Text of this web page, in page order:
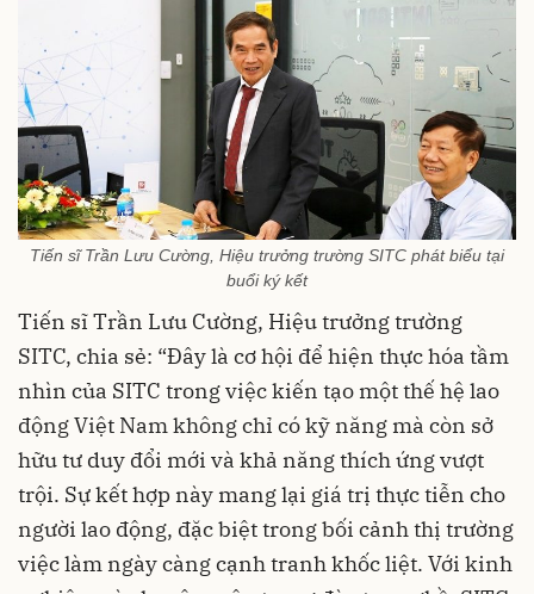
Tiến sĩ Trần Lưu Cường, Hiệu trưởng trường SITC phát biểu tại
buổi ký kết
Tiến sĩ Trần Lưu Cường, Hiệu trưởng trường
SITC, chia sẻ: “Đây là cơ hội để hiện thực hóa tầm
nhìn của SITC trong việc kiến tạo một thế hệ lao
động Việt Nam không chỉ có kỹ năng mà còn sở
hữu tư duy đổi mới và khả năng thích ứng vượt
trội. Sự kết hợp này mang lại giá trị thực tiễn cho
người lao động, đặc biệt trong bối cảnh thị trường
việc làm ngày càng cạnh tranh khốc liệt. Với kinh